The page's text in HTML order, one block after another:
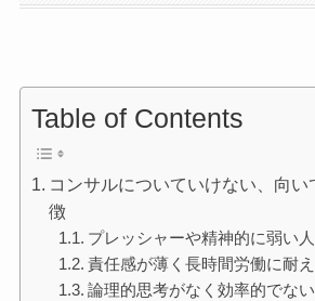
Table of Contents
コンサルについていけない、向
徴
プレッシャーや精神的に弱い人
責任感が薄く長時間労働に耐
論理的思考がなく効率的でない